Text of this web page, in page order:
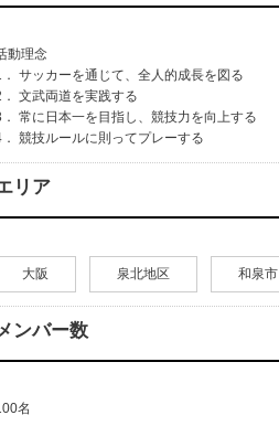
動理念
． サッカーを通じて、全人的成長を図る
文武両道を実践する
常に日本一を目指し、競技力を向上する
競技ルールに則ってプレーする
リア
大阪 泉北地区 和泉市
ンバー数
名